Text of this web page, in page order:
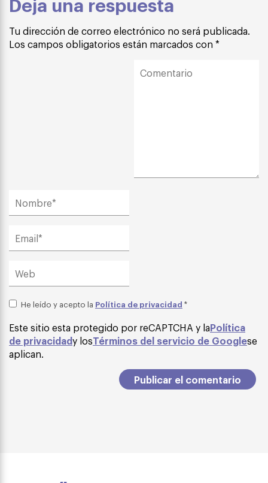
Tu dirección de correo electrónico no será publicada.
Los campos obligatorios están marcados con *
He leído y acepto la Política de privacidad *
Este sitio esta protegido por reCAPTCHA y laPolítica
de privacidady losTérminos del servicio de Googlese
aplican.